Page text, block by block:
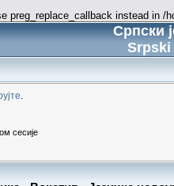
preg_replace_callback instead in
Српски
Srpski
сесије